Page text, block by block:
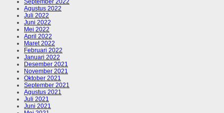
September 2022
Agustus 2022
Juli 2022
Juni 2022
Mei 2022
April 2022
Maret 2022
Februari 2022
Januari 2022
Desember 2021
November 2021
Oktober 2021
September 2021
Agustus 2021
Juli 2021
Juni 2021